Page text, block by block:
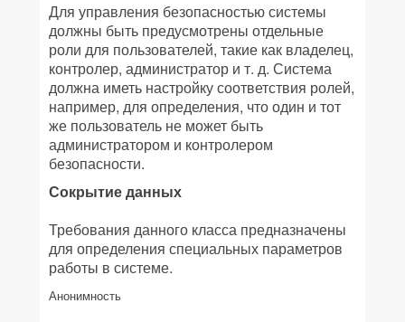
Для управления безопасностью системы
должны быть предусмотрены отдельные
роли для пользователей, такие как владелец,
контролер, администратор и т. д. Система
должна иметь настройку соответствия ролей,
например, для определения, что один и тот
же пользователь не может быть
администратором и контролером
безопасности.
Сокрытие данных
Требования данного класса предназначены
для определения специальных параметров
работы в системе.
Анонимность